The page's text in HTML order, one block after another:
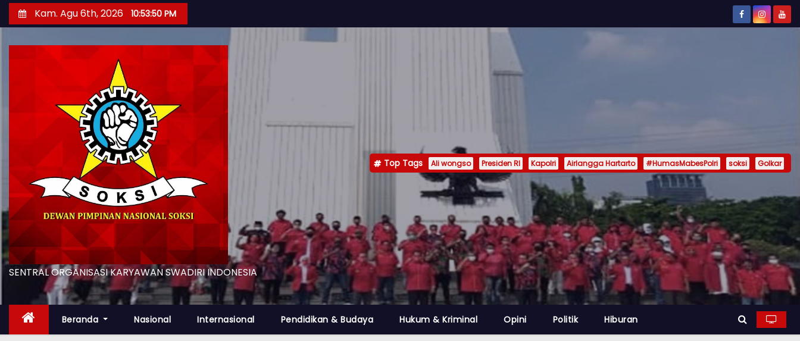
k
t
Kam. Agu 6th, 2026 10:53:51 PM
SENTRAL ORGANISASI KARYAWAN SWADIRI INDONESIA
Top Tags Ali wongso Presiden RI Kapolri Airlangga Hartarto #HumasMabesPolri soksi Golkar
Beranda Nasional Internasional Pendidikan & Budaya Hukum & Kriminal Opini Politik Hiburan